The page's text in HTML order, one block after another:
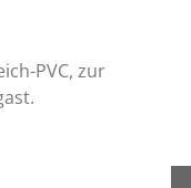
PVC, zur